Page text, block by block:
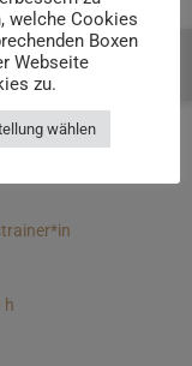
&
h
welche Cookies
Boxen
Webseite
zu.
wählen
Beratung buchen